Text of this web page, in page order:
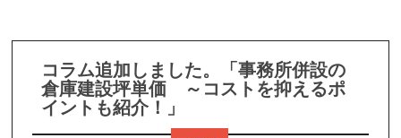
コラム追加しました。「事務所併設の
倉庫建設坪単価 ～コストを抑えるポ
イントも紹介！」